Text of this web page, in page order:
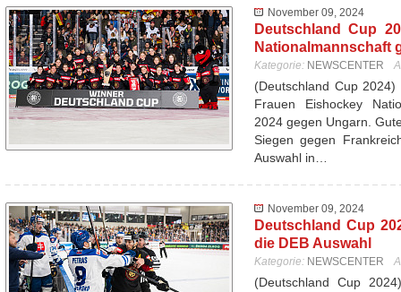
November 09, 2024
Deutschland Cup
Nationalmannschaft
Kategorie: NEWSCENTER
(Deutschland Cup
Frauen Eishockey
2024 gegen Ungarn.
Siegen gegen
Auswahl in…
November 09, 2024
Deutschland Cup
die DEB Auswahl
Kategorie: NEWSCENTER
(Deutschland Cup